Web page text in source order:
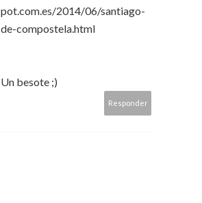
pot.com.es/2014/06/santiago-
de-compostela.html
Un besote ;)
Responder